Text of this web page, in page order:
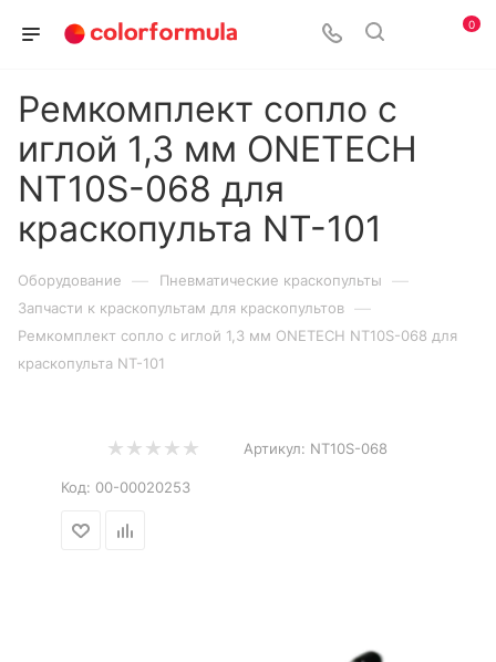
0
Ремкомплект сопло с
иглой 1,3 мм ONETECH
NT10S-068 для
краскопульта NT-101
Оборудование — Пневматические краскопульты —
Запчасти к краскопультам для краскопультов —
Ремкомплект сопло с иглой 1,3 мм ONETECH NT10S-068 для
краскопульта NT-101
Артикул: NT10S-068
Код: 00-00020253